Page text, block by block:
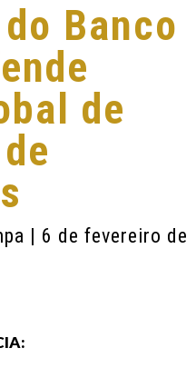
Banco
de
| 6 de fevereiro de